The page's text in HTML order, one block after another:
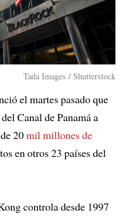
Tada Images / Shutterstock
el martes pasado que
Canal de Panamá a
20mil millones de
en otros 23 países del
controla desde 1997